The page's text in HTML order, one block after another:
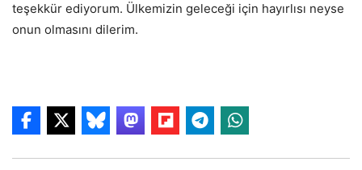
teşekkür ediyorum. Ülkemizin geleceği için hayırlısı neyse
onun olmasını dilerim.